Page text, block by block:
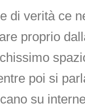
di verità ce
proprio
poi si
su